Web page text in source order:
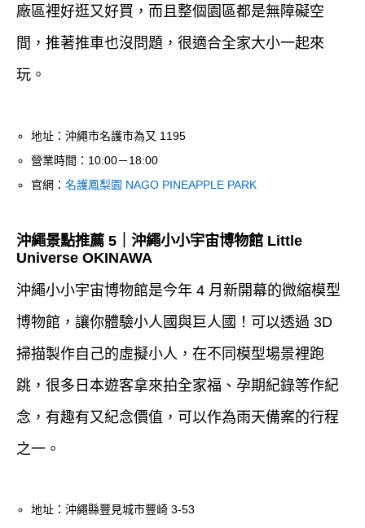
廠區裡好逛又好買，而且整個園區都是無障礙空
間，推著推車也沒問題，很適合全家大小一起來
玩。
地址：沖繩市名護市為又 1195
營業時間：10:00－18:00
官網：名護鳳梨園 NAGO PINEAPPLE PARK
沖繩景點推薦 5｜沖繩小小宇宙博物館 Little
Universe OKINAWA
沖繩小小宇宙博物館是今年 4 月新開幕的微縮模型
博物館，讓你體驗小人國與巨人國！可以透過 3D
掃描製作自己的虛擬小人，在不同模型場景裡跑
跳，很多日本遊客拿來拍全家福、孕期紀錄等作紀
念，有趣有又紀念價值，可以作為雨天備案的行程
之一。
地址：沖繩縣豐見城市豐崎 3-53